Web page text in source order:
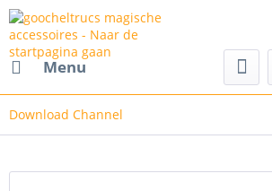
Menu
Download Channel
magische accessoires